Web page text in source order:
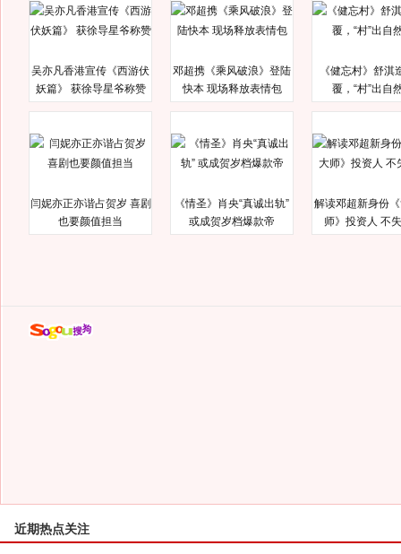
吴亦凡香港宣传《西游伏
妖篇》 获徐导星爷称赞
邓超携《乘风破浪》登陆
快本 现场释放表情包
《健忘村》舒淇
覆，“村”出自
闫妮亦正亦谐占贺岁 喜剧
也要颜值担当
《情圣》肖央“真诚出轨”
或成贺岁档爆款帝
解读邓超新身份
师》投资人 不
近期热点关注